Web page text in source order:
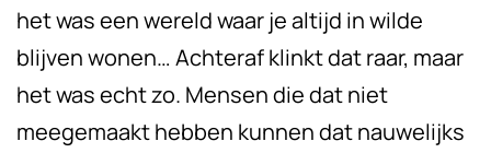
het was een wereld waar je altijd in wilde
blijven wonen… Achteraf klinkt dat raar, maar
het was echt zo. Mensen die dat niet
meegemaakt hebben kunnen dat nauwelijks